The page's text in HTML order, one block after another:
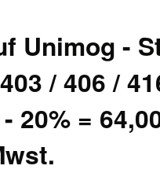
Unimog -
/ 406 /
20% =